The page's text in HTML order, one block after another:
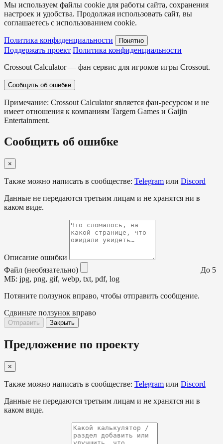
Мы используем файлы cookie для работы сайта, сохранения
настроек и удобства. Продолжая использовать сайт, вы
соглашаетесь с использованием cookie.
Политика конфиденциальности Понятно
Поддержать проект Политика конфиденциальности
Crossout Calculator — фан сервис для игроков игры Crossout.
Сообщить об ошибке
Примечание: Crossout Calculator является фан-ресурсом и не
имеет отношения к компаниям Targem Games и Gaijin
Entertainment.
Сообщить об ошибке
×
Также можно написать в сообществе: Telegram или Discord
Данные не передаются третьим лицам и не хранятся ни в
каком виде.
Описание ошибки
Файл (необязательно)
До 5
МБ: jpg, png, gif, webp, txt, pdf, log
Потяните ползунок вправо, чтобы отправить сообщение.
Сдвиньте ползунок вправо
Отправить Закрыть
Предложение по проекту
×
Также можно написать в сообществе: Telegram или Discord
Данные не передаются третьим лицам и не хранятся ни в
каком виде.